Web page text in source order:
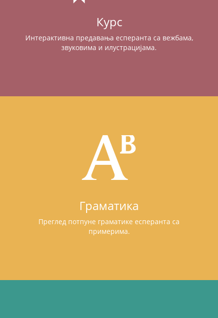
Курс
Интерактивна предавања есперанта са вежбама,
звуковима и илустрацијама.
Граматика
Преглед потпуне граматике есперанта са
примерима.